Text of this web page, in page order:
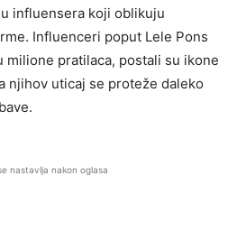
influensera koji oblikuju
Influenceri poput Lele Pons
milione pratilaca, postali su ikone
njihov uticaj se proteže daleko
nastavlja nakon oglasa